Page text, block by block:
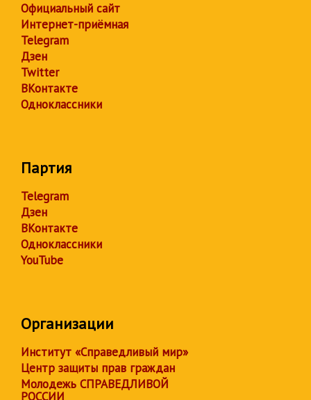
Официальный сайт
Интернет-приёмная
Telegram
Дзен
Twitter
ВКонтакте
Одноклассники
Партия
Telegram
Дзен
ВКонтакте
Одноклассники
YouTube
Организации
Институт «Справедливый мир»
Центр защиты прав граждан
Молодежь СПРАВЕДЛИВОЙ
РОССИИ